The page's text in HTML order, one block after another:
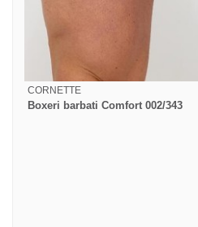
CORNETTE
Boxeri barbati Comfort 002/343